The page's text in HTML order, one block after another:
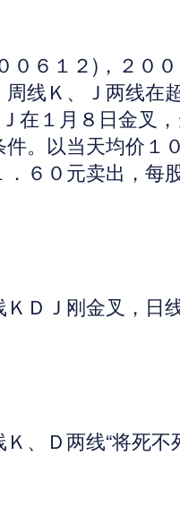
６１２)，２００
线Ｋ、Ｊ两线在
在１月８日金叉
。以当天均价１
６０元卖出，每
ＤＪ刚金叉，日
Ｄ两线“将死不